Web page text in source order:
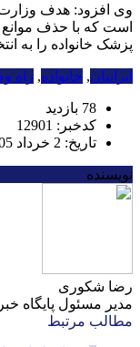
وی افزود: هدف
است که با حذف
پزشک خانواده را به
ایرانیان, خانواده, راه
78 بازدید
کدخبر: 12901
تاریخ: 2 خرداد 1405
نویسنده
رضا شکوری
مدیر مسئول پایگاه
مطالب مرتبط